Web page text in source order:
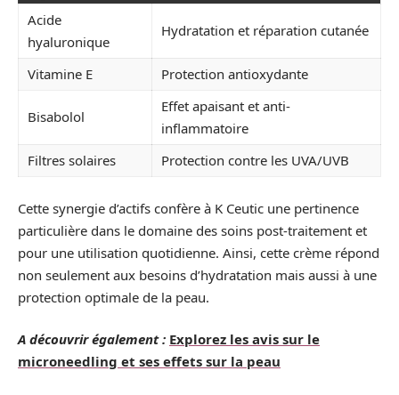
Acide
hyaluronique
Hydratation et réparation cutanée
Vitamine E Protection antioxydante
Bisabolol
Effet apaisant et anti-
inflammatoire
Filtres solaires
Protection contre les UVA/UVB
Cette synergie d’actifs confère à K Ceutic une pertinence
particulière dans le domaine des soins post-traitement et
pour une utilisation quotidienne. Ainsi, cette crème répond
non seulement aux besoins d’hydratation mais aussi à une
protection optimale de la peau.
A découvrir également : Explorez les avis sur le
microneedling et ses effets sur la peau